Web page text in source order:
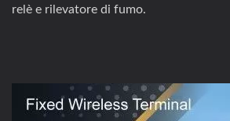
relè e rilevatore di fumo.